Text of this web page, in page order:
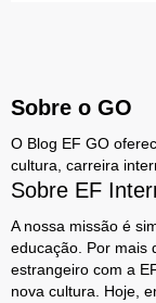
Sobre o GO
O Blog EF GO
cultura, carreira
Sobre EF
A nossa missão é
educação. Por mais
estrangeiro com a
nova cultura. Hoje,